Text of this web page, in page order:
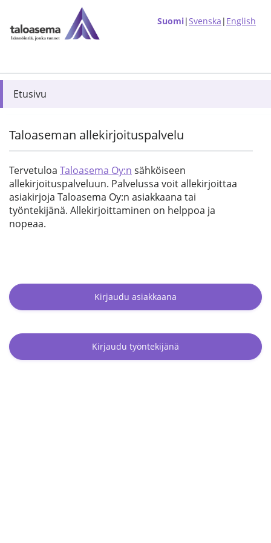
Suomi|Svenska | English
Etusivu
Taloaseman allekirjoituspalvelu
Tervetuloa Taloasema Oy:n sähköiseen
allekirjoituspalveluun. Palvelussa voit allekirjoittaa
asiakirjoja Taloasema Oy:n asiakkaana tai
työntekijänä. Allekirjoittaminen on helppoa ja
nopeaa.
Kirjaudu asiakkaana
Kirjaudu työntekijänä